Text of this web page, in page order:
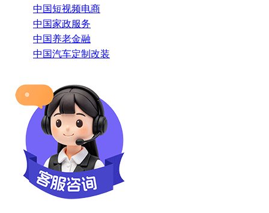
中国短视频电商
中国家政服务
中国养老金融
中国汽车定制改装